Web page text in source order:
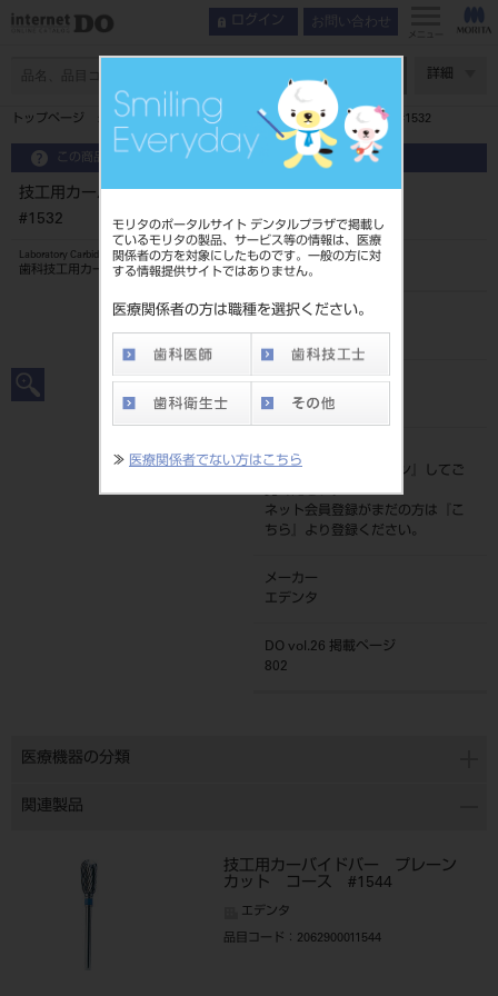
モリタのポータルサイト デンタルプラザで掲載し
ているモリタの製品、サービス等の情報は、医療
関係者の方を対象にしたものです。一般の方に対
する情報提供サイトではありません。
医療関係者の方は職種を選択ください。
≫ 医療関係者でない方はこちら
ログイン お問い合わせ
メニュー
詳細
トップページ 技工用カーバイドバー プレーンカット ファイン#1532
この商品に関するお問い合わせ
技工用カーバイドバー プレーンカット ファイン
#1532
Laboratory Carbide Bur
歯科技工用カーバイド切削器具
品目コード
2062900021532
JAN/EANコード
4560266481143
標準価格
価格の確認は『
ログイン
』してご
覧ください。
ネット会員登録がまだの方は『
こ
ちら
』より登録ください。
メーカー
エデンタ
DO vol.26 掲載ページ
802
医療機器の分類
関連製品
技工用カーバイドバー プレーン
カット コース #1544
エデンタ
品目コード ：2062900011544